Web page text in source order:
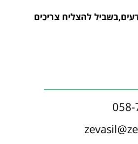
להצליח צריכים